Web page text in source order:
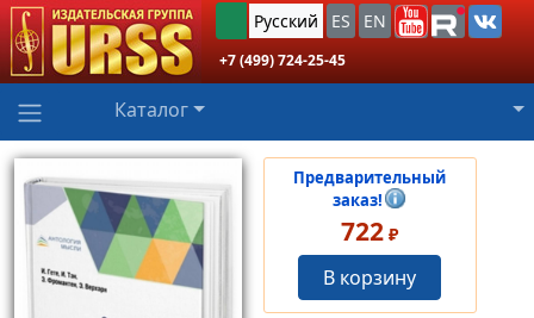
Русский ES EN
+7 (499) 724-25-45
Каталог
Предварительный
заказ!
722 ₽
В корзину